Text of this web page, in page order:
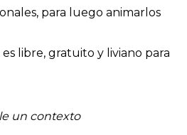
para luego animarlos
libre, gratuito y liviano para
un contexto